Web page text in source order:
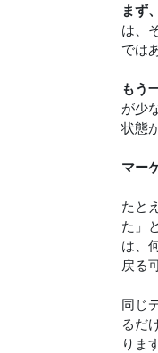
まず
は、
では
もう
が少
状態
マー
たと
た」
は、
戻る
同じ
るだ
りま